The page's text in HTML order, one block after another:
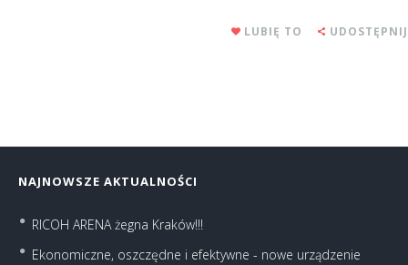
LUBIĘ TO UDOSTĘPNIJ
NAJNOWSZE AKTUALNOŚCI
RICOH ARENA żegna Kraków!!!
Ekonomiczne, oszczędne i efektywne - nowe urządzenie